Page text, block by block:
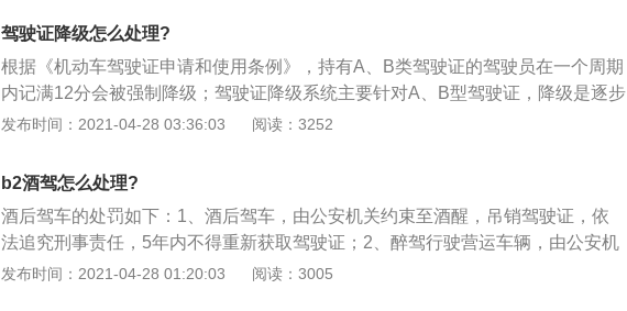
罪的，依法追究刑事责任，并由公安机关交通管理部门吊销机动车驾驶证，终生
不得重新取得机动车驾驶证。
通管理部门约束至酒醒，增加吊销机动车驾驶证，且针对该行为应依法追究刑事
责任，五年内不得重新取得机动车驾驶证。
驾驶证降级怎么处理?
根据《机动车驾驶证申请和使用条例》，持有A、B类驾驶证的驾驶员在一个周期
内记满12分会被强制降级；驾驶证降级系统主要针对A、B型驾驶证，降级是逐步
进行的，最低可降到C1，有以下三种情况的：1、发生造成人员伤亡的交通事
吊销机动车驾驶证不满10年的；按照规定，为了恢复注销的B1、A2准驾驶车
型，需要三年后才能增驾，如果被注销A1驾驶执照，需要五年时间才能重新申
请。
发布时间：2021-04-28 03:36:03 阅读：3252
b2酒驾怎么处理?
酒后驾车的处罚如下：1、酒后驾车，由公安机关约束至酒醒，吊销驾驶证，依
法追究刑事责任，5年内不得重新获取驾驶证；2、醉驾行驶营运车辆，由公安机
关约束至酒醒，吊销机动车驾驶证，依法追究刑事责任，10年内不得重新取得驾
发布时间：2021-04-28 01:20:03 阅读：3005